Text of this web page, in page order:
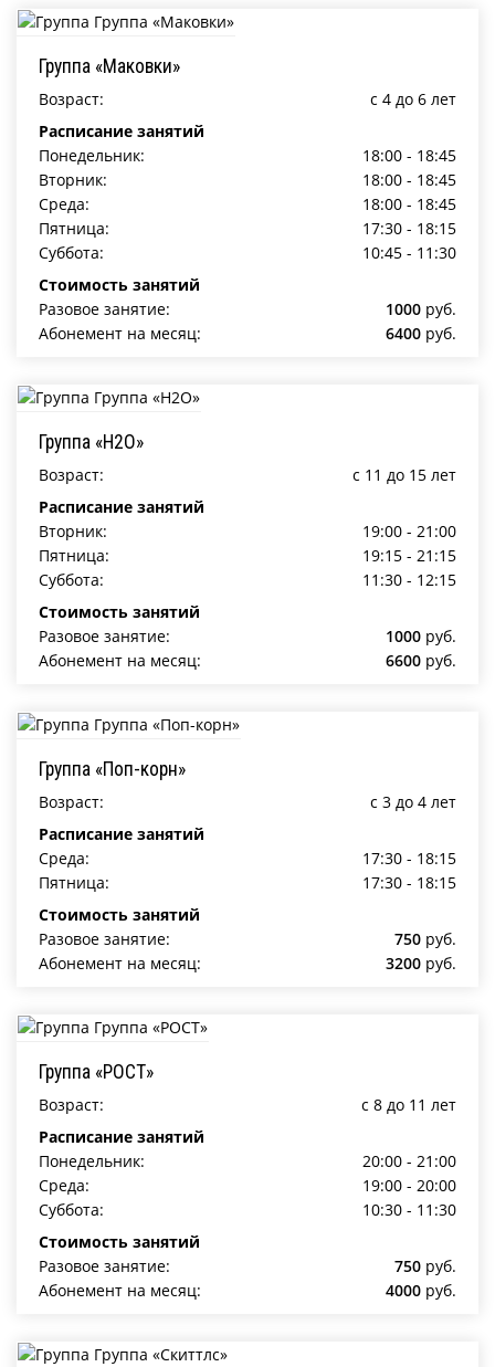
Группа «Маковки»
Возраст:
c 4 до 6 лет
Расписание занятий
Понедельник:
18:00 - 18:45
Вторник:
18:00 - 18:45
Среда:
18:00 - 18:45
Пятница:
17:30 - 18:15
Суббота:
10:45 - 11:30
Стоимость занятий
Разовое занятие:
1000 руб.
Абонемент на месяц:
6400 руб.
Группа «Н2О»
Возраст:
c 11 до 15 лет
Расписание занятий
Вторник:
19:00 - 21:00
Пятница:
19:15 - 21:15
Суббота:
11:30 - 12:15
Стоимость занятий
Разовое занятие:
1000 руб.
Абонемент на месяц:
6600 руб.
Группа «Поп-корн»
Возраст:
c 3 до 4 лет
Расписание занятий
Среда:
17:30 - 18:15
Пятница:
17:30 - 18:15
Стоимость занятий
Разовое занятие:
750 руб.
Абонемент на месяц:
3200 руб.
Группа «РОСТ»
Возраст:
c 8 до 11 лет
Расписание занятий
Понедельник:
20:00 - 21:00
Среда:
19:00 - 20:00
Суббота:
10:30 - 11:30
Стоимость занятий
Разовое занятие:
750 руб.
Абонемент на месяц:
4000 руб.